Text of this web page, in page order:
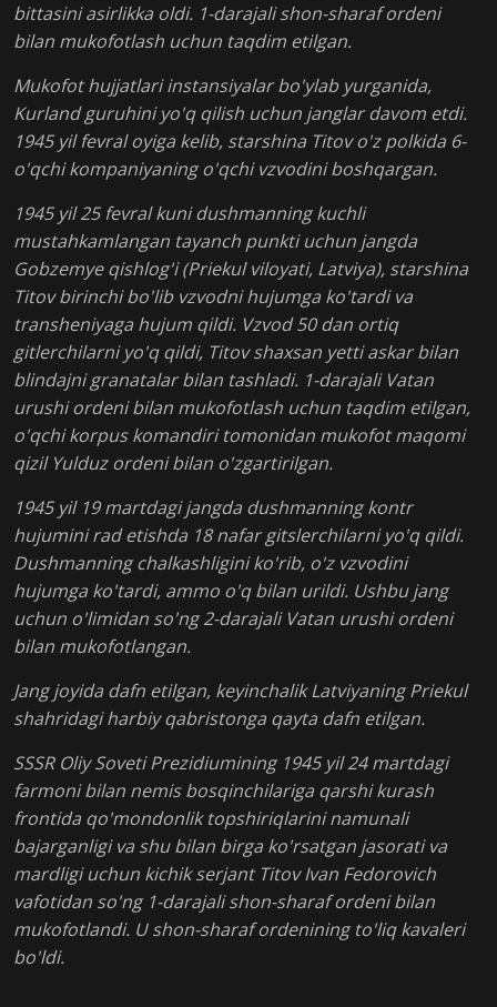
bittasini asirlikka oldi. 1-darajali shon-sharaf ordeni
bilan mukofotlash uchun taqdim etilgan.
Mukofot hujjatlari instansiyalar bo'ylab yurganida,
Kurland guruhini yo'q qilish uchun janglar davom etdi.
1945 yil fevral oyiga kelib, starshina Titov o'z polkida 6-
o'qchi kompaniyaning o'qchi vzvodini boshqargan.
1945 yil 25 fevral kuni dushmanning kuchli
mustahkamlangan tayanch punkti uchun jangda
Gobzemye qishlog'i (Priekul viloyati, Latviya), starshina
Titov birinchi bo'lib vzvodni hujumga ko'tardi va
transheniyaga hujum qildi. Vzvod 50 dan ortiq
gitlerchilarni yo'q qildi, Titov shaxsan yetti askar bilan
blindajni granatalar bilan tashladi. 1-darajali Vatan
urushi ordeni bilan mukofotlash uchun taqdim etilgan,
o'qchi korpus komandiri tomonidan mukofot maqomi
qizil Yulduz ordeni bilan o'zgartirilgan.
1945 yil 19 martdagi jangda dushmanning kontr
hujumini rad etishda 18 nafar gitslerchilarni yo'q qildi.
Dushmanning chalkashligini ko'rib, o'z vzvodini
hujumga ko'tardi, ammo o'q bilan urildi. Ushbu jang
uchun o'limidan so'ng 2-darajali Vatan urushi ordeni
bilan mukofotlangan.
Jang joyida dafn etilgan, keyinchalik Latviyaning Priekul
shahridagi harbiy qabristonga qayta dafn etilgan.
SSSR Oliy Soveti Prezidiumining 1945 yil 24 martdagi
farmoni bilan nemis bosqinchilariga qarshi kurash
frontida qo'mondonlik topshiriqlarini namunali
bajarganligi va shu bilan birga ko'rsatgan jasorati va
mardligi uchun kichik serjant Titov Ivan Fedorovich
vafotidan so'ng 1-darajali shon-sharaf ordeni bilan
mukofotlandi. U shon-sharaf ordenining to'liq kavaleri
bo'ldi.